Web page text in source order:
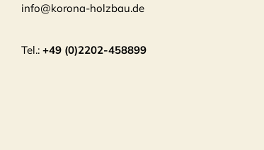
info@korona-holzbau.de
Tel.: +49 (0)2202-458899